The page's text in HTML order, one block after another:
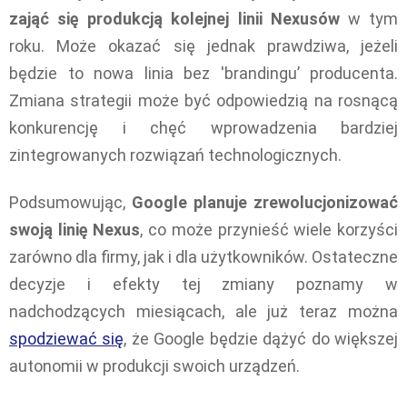
zająć się produkcją kolejnej linii Nexusóww tym
roku. Może okazać się jednak prawdziwa, jeżeli
będzie to nowa linia bez 'brandingu’ producenta.
Zmiana strategii może być odpowiedzią na rosnącą
konkurencję i chęć wprowadzenia bardziej
zintegrowanych rozwiązań technologicznych.
Podsumowując, Google planuje zrewolucjonizować
swoją linię Nexus, co może przynieść wiele korzyści
zarówno dla firmy, jak i dla użytkowników. Ostateczne
decyzje i efekty tej zmiany poznamy w
nadchodzących miesiącach, ale już teraz można
spodziewać się, że Google będzie dążyć do większej
autonomii w produkcji swoich urządzeń.